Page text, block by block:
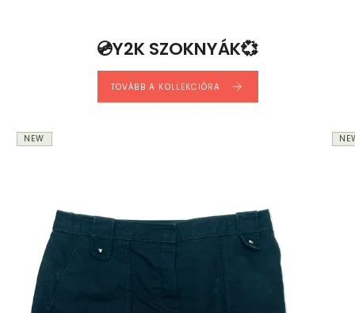
💿Y2K SZOKNYÁK💞
TOVÁBB A KOLLEKCIÓRA
NEW